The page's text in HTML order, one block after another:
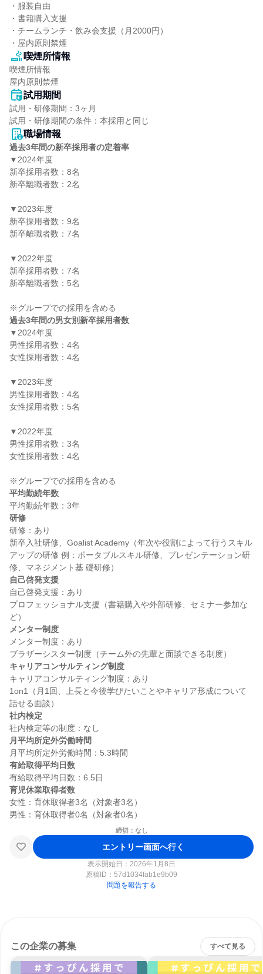
・服装自由
・書籍購入支援
・チームランチ・飲み会支援（月2000円）
・屋内原則禁煙
喫煙所情報
喫煙所情報
屋内原則禁煙
試用期間
試用・研修期間：3ヶ月
職場情報
過去3年間の新卒採用者の定着率
▼2024年度
新卒採用者数：8名
新卒離職者数：2名
▼2023年度
新卒採用者数：9名
新卒離職者数：7名
▼2022年度
新卒採用者数：7名
新卒離職者数：5名
過去3年間の男女別新卒採用者数
▼2024年度
男性採用者数：4名
女性採用者数：4名
▼2023年度
男性採用者数：4名
女性採用者数：5名
▼2022年度
男性採用者数：3名
女性採用者数：4名
平均勤続年数
研修
研修：あり
新卒入社研修、Goalist Academy（年次や役割によって行うスキル
アップの研修 例：ポータブルスキル研修、プレゼンテーション研
自己啓発支援
自己啓発支援：あり
プロフェッショナル支援（書籍購入や外部研修、セミナー参加な
メンター制度
メンター制度：あり
キャリアコンサルティング制度
キャリアコンサルティング制度：あり
1on1（月1回、上長と今後学びたいことやキャリア形成について
社内検定
月平均所定外労働時間
有給取得平均日数
育児休業取得者数
女性：育休取得者3名（対象者3名）
締切：なし
エントリー画面へ行く
表示開始日：2026年1月8日
原稿ID： 57d1034fab1e9b09
問題を報告する
この企業の募集 すべて見る